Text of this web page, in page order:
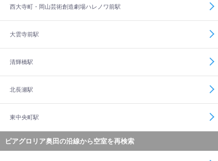
西大寺町・岡山芸術創造劇場ハレノワ前駅
大雲寺前駅
清輝橋駅
北長瀬駅
東中央町駅
ピアグロリア奥田の沿線から空室を再検索